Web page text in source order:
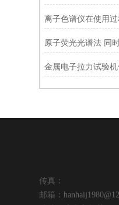
传真：
邮箱：